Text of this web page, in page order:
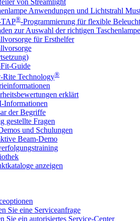
Anwendungen und Lichtstrahl
®-Programmierung für flexible
zur Auswahl der richtigen Taschenlampe
für Ersthelfer
Guide
Rite Technology®
erklärt
Informationen
der Begriffe
gestellte Fragen
und Schulungen
Beam-Demo
anzeigen
Sie eine Serviceanfrage
Sie ein autorisiertes Service-Center